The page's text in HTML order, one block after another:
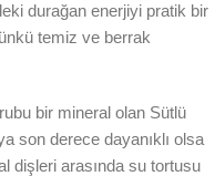
durağan enerjiyi pratik bir
temiz ve berrak
bir mineral olan Sütlü
son derece dayanıklı olsa
dişleri arasında su tortusu